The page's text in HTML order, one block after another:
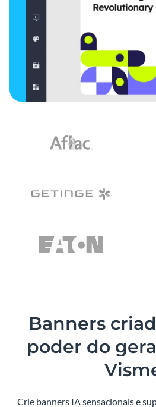
Banners
poder do
Crie banners IA sensacionais e